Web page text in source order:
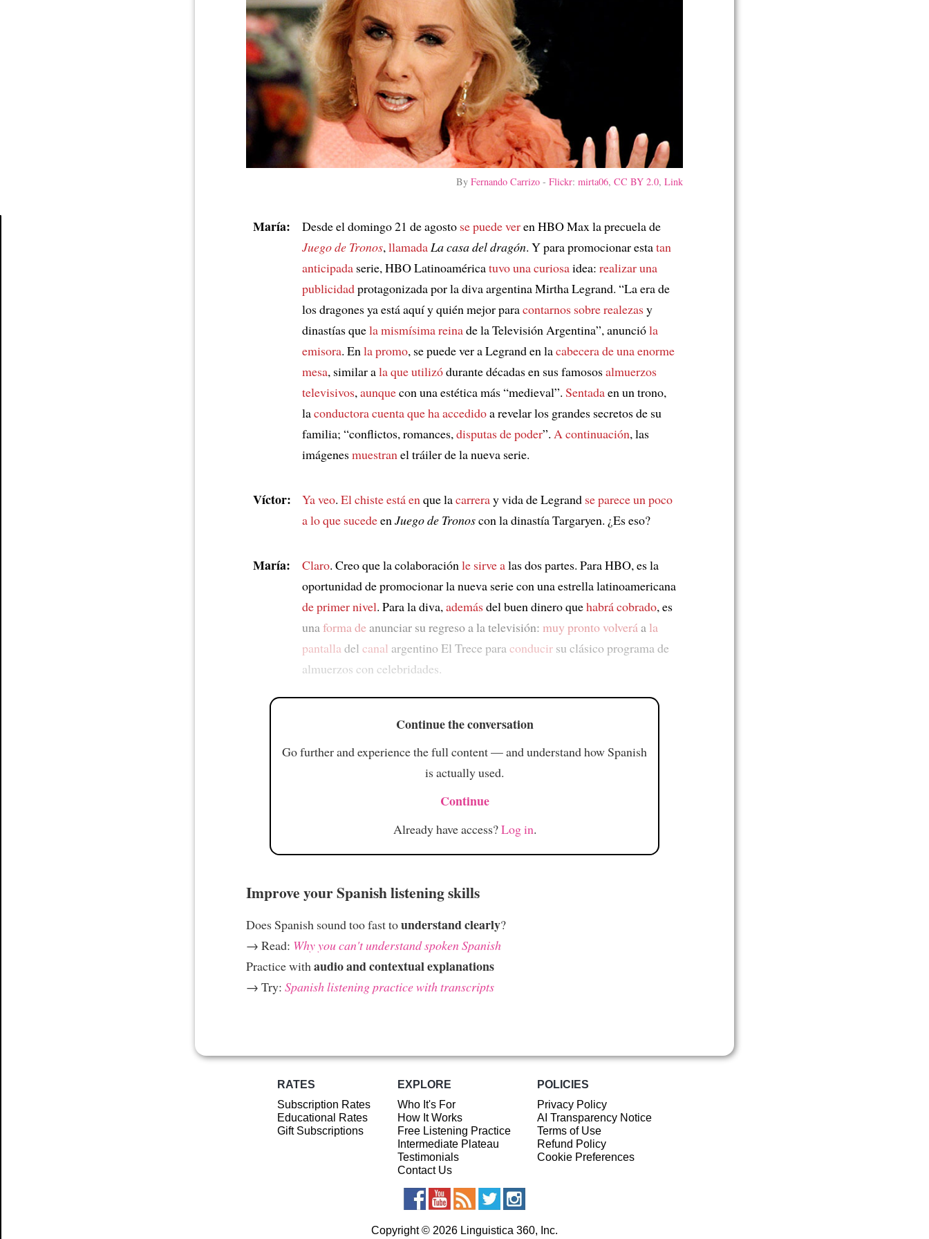
By Fernando Carrizo - Flickr: mirta06, CC BY 2.0, Link
María: Desde el domingo 21 de agosto se puede veren HBO Max la precuela de
Juego de Tronos,llamadaLa casa del dragón. Y para promocionar estatan
anticipada serie, HBO Latinoaméricatuvo una curiosaidea: realizar una
publicidadprotagonizada por la diva argentina Mirtha Legrand. “La era de
los dragones ya está aquí y quién mejor paracontarnos sobre realezasy
dinastías quela mismísima reinade la Televisión Argentina”, anuncióla
emisora. Enla promo, se puede ver a Legrand en lacabecera de una enorme
mesa, similar ala que utilizódurante décadas en sus famososalmuerzos
televisivos,aunquecon una estética más “medieval”. Sentadaen un trono,
laconductoracuenta que ha accedidoa revelar los grandes secretos de su
familia; “conflictos, romances,disputas de poder”. A continuación, las
imágenesmuestranel tráiler de la nueva serie.
Víctor: Ya veo. El chiste está enque lacarreray vida de Legrand se parece un poco
alo que sucedeenJuego de Tronoscon la dinastía Targaryen. ¿Es eso?
María: Claro. Creo que la colaboraciónle sirve alas dos partes. Para HBO, es la
oportunidad de promocionar la nueva serie con una estrella latinoamericana
de primer nivel. Para la diva,ademásdel buen dinero quehabrá cobrado, es
unaforma deanunciar su regreso a la televisión: muy pronto volveráa la
pantalladel canal argentino El Trece paraconducir su clásico programa de
almuerzos con celebridades.
Continue the conversation
Go further and experience the full content — and understand how Spanish
is actually used.
Continue
Already have access?Log in.
Improve your Spanish listening skills
Does Spanish sound too fast tounderstand clearly?
→ Read: Why you can't understand spoken Spanish
Practice withaudio and contextual explanations
→ Try: Spanish listening practice with transcripts
RATES
Subscription Rates
Educational Rates
Gift Subscriptions
EXPLORE
Who It's For
How It Works
Free Listening Practice
Intermediate Plateau
Testimonials
Contact Us
POLICIES
Privacy Policy
AI Transparency Notice
Terms of Use
Refund Policy
Cookie Preferences
Copyright © 2026 Linguistica 360, Inc.